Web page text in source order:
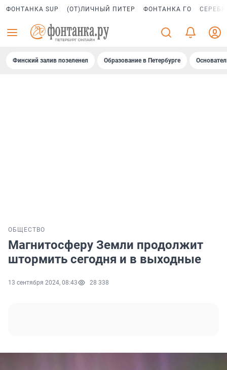
ФОНТАНКА SUP (ОТ)ЛИЧНЫЙ ПИТЕР ФОНТАНКА ГО
Финский залив позеленел Образование в Петербурге
ОБЩЕСТВО
Магнитосферу Земли продолжит
штормить сегодня и в выходные
13 сентября 2024, 08:43 28 338